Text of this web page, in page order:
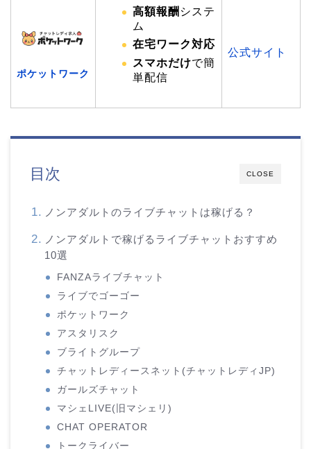
ポケットワーク
高額報酬 システ
ム
在宅ワーク対応
スマホだけで簡
単配信
公式サイト
CLOSE
目次
ノンアダルトのライブチャットは稼げる？
ノンアダルトで稼げるライブチャットおすすめ
10選
FANZAライブチャット
ライブでゴーゴー
ポケットワーク
アスタリスク
ブライトグループ
チャットレディースネット(チャットレディJP)
ガールズチャット
マシェLIVE(旧マシェリ)
CHAT OPERATOR
トークライバー